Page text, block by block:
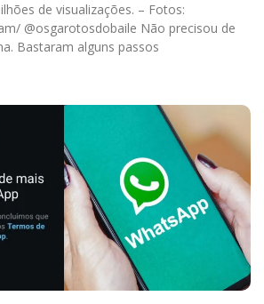
de visualizações. – Fotos:
@osgarotosdobaile Não precisou de
Bastaram alguns passos